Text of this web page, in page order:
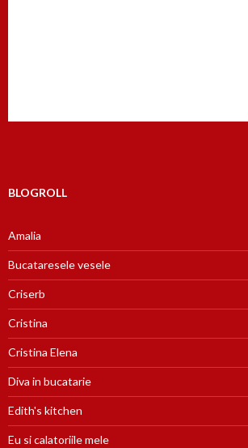
BLOGROLL
Amalia
Bucataresele vesele
Criserb
Cristina
Cristina Elena
Diva in bucatarie
Edith's kitchen
Eu si calatoriile mele